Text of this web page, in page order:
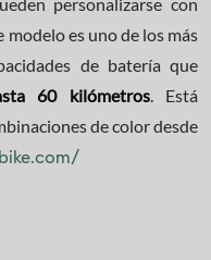
modelo es uno de los más
de batería que
60 kilómetros. Está
de color desde